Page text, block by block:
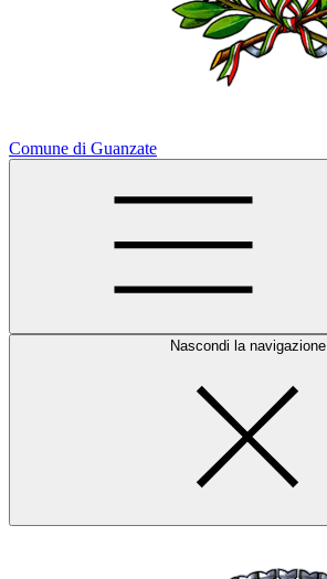
Comune di Guanzate
Nascondi la navigazione